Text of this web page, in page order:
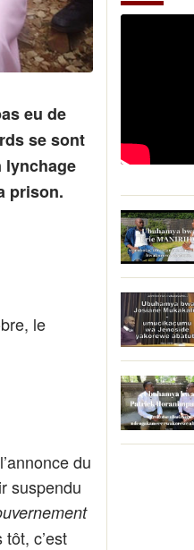
eu de
se sont
lynchage
prison.
le
du
suspendu
c’est